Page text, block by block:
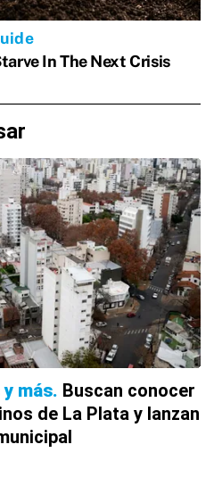
más Buscan conocer
de La Plata y lanzan